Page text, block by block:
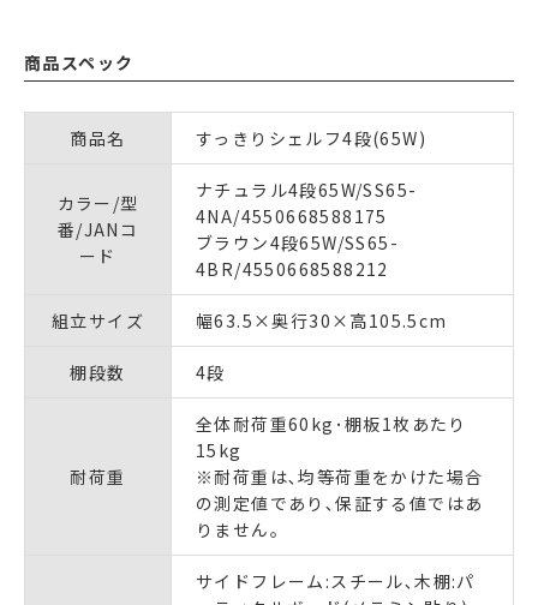
商品スペック
商品名 すっきりシェルフ4段(65W)
カラー/型
番/JANコ
ード
ナチュラル4段65W/SS65-
4NA/4550668588175
ブラウン4段65W/SS65-
4BR/4550668588212
組立サイズ 幅63.5×奥行30×高105.5cm
棚段数 4段
耐荷重
全体耐荷重60kg･棚板1枚あたり
15kg
※耐荷重は､均等荷重をかけた場合
の測定値であり､保証する値ではあ
りません｡
サイドフレーム:スチール､木棚:パ